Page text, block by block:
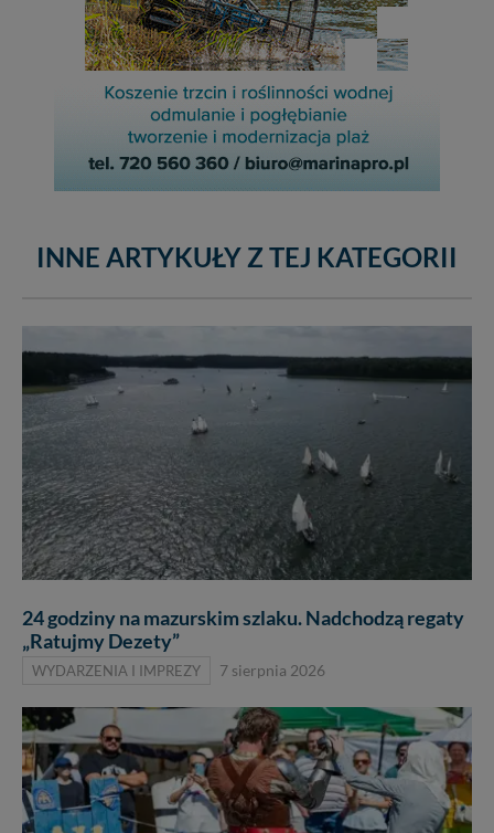
INNE ARTYKUŁY Z TEJ KATEGORII
24 godziny na mazurskim szlaku. Nadchodzą regaty
„Ratujmy Dezety”
WYDARZENIA I IMPREZY 7 sierpnia 2026